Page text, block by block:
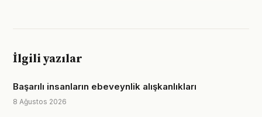
İlgili yazılar
Başarılı insanların ebeveynlik alışkanlıkları
8 Ağustos 2026